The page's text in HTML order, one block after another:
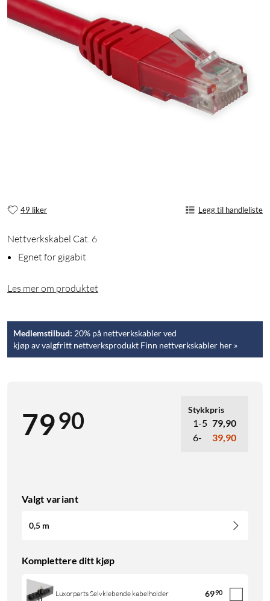
49 liker Legg til handleliste
Nettverkskabel Cat. 6
Egnet for gigabit
Les mer om produktet
Medlemstilbud: 20% på nettverkskabler ved
kjøp av valgfritt nettverksprodukt Finn nettverkskabler her »
7990 Stykkpris
1-5 79,90
6-
39,90
Valgt variant
0,5 m
Komplettere ditt kjøp
Luxorparts Selvklebende kabelholder 6990